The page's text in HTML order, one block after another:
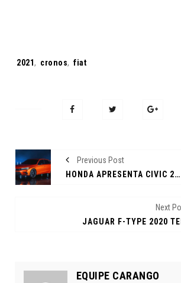
Tags:
2021, cronos, fiat
Previous Post
HONDA APRESENTA CIVIC 2022
Next
EQUIPE CARANGO